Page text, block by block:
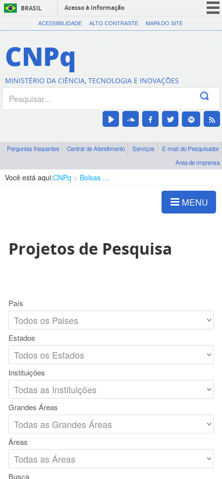
BRASIL
Acesso à informação
CORONAVÍRUS (COVID-19)
Canais
ACESSIBILIDADE ALTO CONTRASTE MAPA DO SITE
CNPq
MINISTÉRIO DA CIÊNCIA, TECNOLOGIA E INOVAÇÕES
Perguntas frequentes Central de Atendimento Serviços
E-mail do Pesquisador
Área de imprensa
Você está aqui:CNPq Bolsas e Auxílios Vigentes
MENU
Projetos de Pesquisa
País
Estados
Instituições
Grandes Áreas
Áreas
Busca